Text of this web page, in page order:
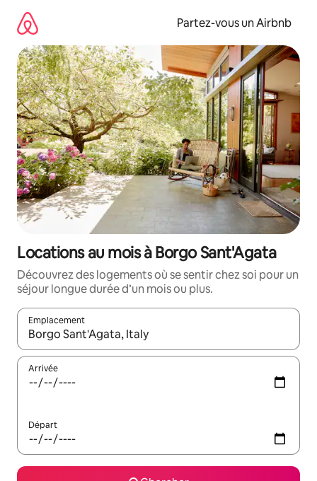
directement
contenu
Partez-vous un Airbnb
Locations au mois à Borgo Sant'Agata
Découvrez des logements où se sentir chez soi pour un
séjour longue durée d’un mois ou plus.
Emplacement
Quand les résultats sont affichés, parcourez-les en utilisant
Arrivée
Départ